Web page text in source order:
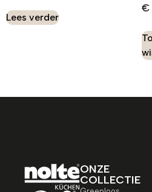
Lees verder
€
ONZE
COLLECTIE